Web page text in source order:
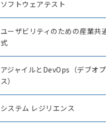
ソフトウェアテスト
ユーザビリティのための産業共
式
アジャイルとDevOps（デブオプ
ス）
システム レジリエンス